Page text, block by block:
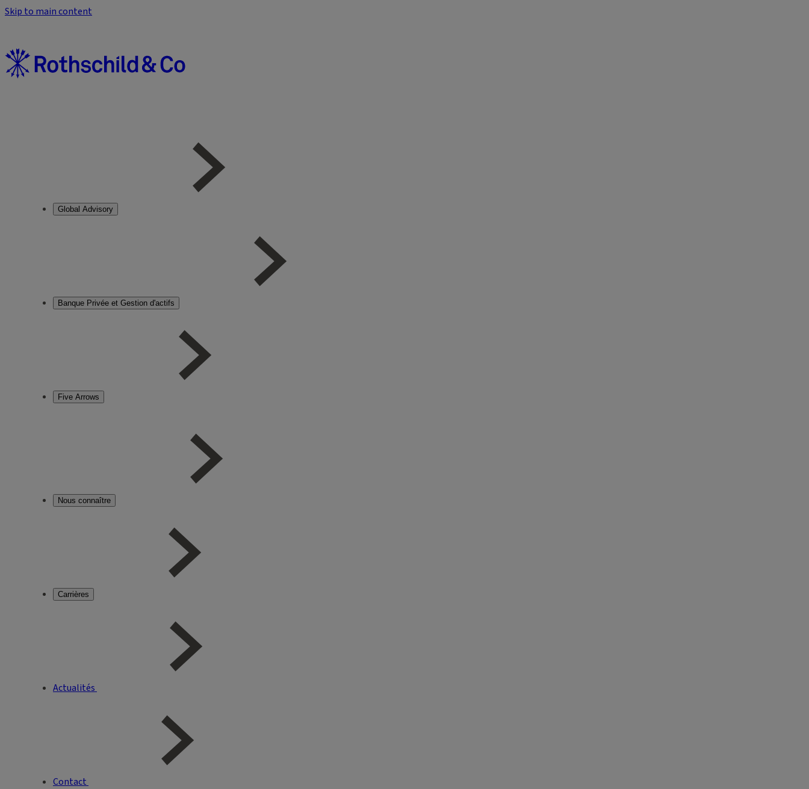
Skip to main content
Global Advisory
Banque Privée et Gestion d'actifs
Five Arrows
Nous connaître
Carrières
Actualités
Contact